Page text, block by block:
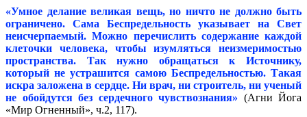
«Умное делание великая вещь, но ничто не должно быть
ограничено. Сама Беспредельность указывает на Свет
неисчерпаемый. Можно перечислить содержание каждой
клеточки человека, чтобы изумляться неизмеримостью
пространства. Так нужно обращаться к Источнику,
который не устрашится самою Беспредельностью. Такая
искра заложена в сердце. Ни врач, ни строитель, ни ученый
не обойдутся без сердечного чувствознания» (Агни Йога
«Мир Огненный», ч.2, 117).